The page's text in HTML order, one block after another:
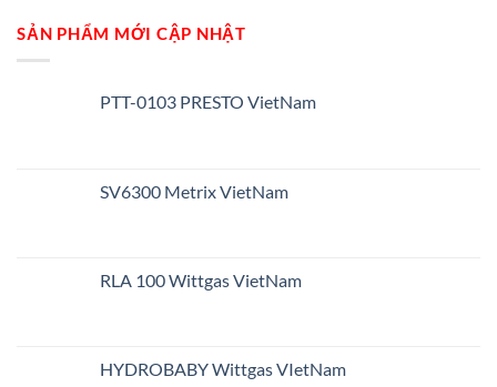
SẢN PHẨM MỚI CẬP NHẬT
PTT-0103 PRESTO VietNam
SV6300 Metrix VietNam
RLA 100 Wittgas VietNam
HYDROBABY Wittgas VIetNam